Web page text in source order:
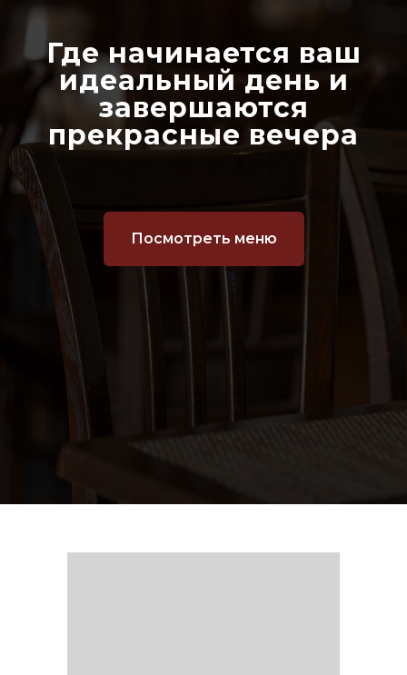
Где начинается ваш
идеальный день и
завершаются
прекрасные вечера
Посмотреть меню